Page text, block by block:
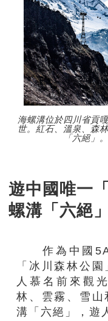
海螺溝位於四川省貢
世。紅石、溫泉、森
「六絕」
遊中國唯一
螺溝「六絕
作為中國5A
「冰川森林公
人慕名前來觀
林、雲霧、雪山
溝「六絕」，遊